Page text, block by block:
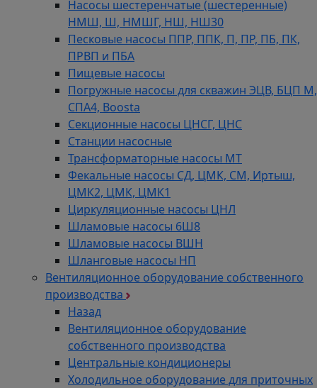
Насосы шестеренчатые (шестеренные)
НМШ, Ш, НМШГ, НШ, НШ30
Песковые насосы ППР, ППК, П, ПР, ПБ, ПК,
ПРВП и ПБА
Пищевые насосы
Погружные насосы для скважин ЭЦВ, БЦП М,
СПА4, Boosta
Секционные насосы ЦНСГ, ЦНС
Станции насосные
Трансформаторные насосы МТ
Фекальные насосы СД, ЦМК, СМ, Иртыш,
ЦМК2, ЦМК, ЦМК1
Циркуляционные насосы ЦНЛ
Шламовые насосы 6Ш8
Шламовые насосы ВШН
Шланговые насосы НП
Вентиляционное оборудование собственного
производства
Назад
Вентиляционное оборудование
собственного производства
Центральные кондиционеры
Холодильное оборудование для приточных